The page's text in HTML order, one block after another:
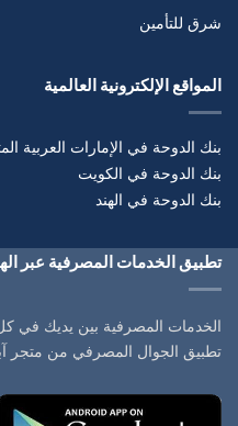
شرق للتأمين
المواقع الإلكترونية العالمية
بنك الدوحة في الإمارات العربية
بنك الدوحة في الكويت
بنك الدوحة في الهند
تطبيق الخدمات المصرفية عبر
الخدمات المصرفية بين يديك في
تطبيق الجوال المصرفي من متجر